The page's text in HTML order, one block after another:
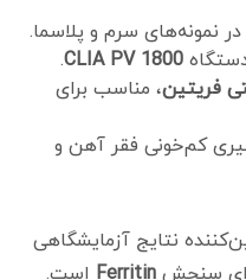
در نمونه‌های سرم و پلاسما.
CLIA PV 1800
.
، مناسب برای
کم‌خونی فقر آهن و
نتایج آزمایشگاهی
سنجش Ferritin است.